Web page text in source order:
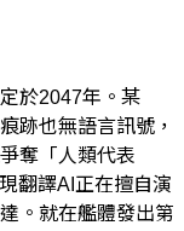
於2047年。某
跡也無語言訊號，
奪「人類代表
翻譯AI正在擅自演
。就在艦體發出第